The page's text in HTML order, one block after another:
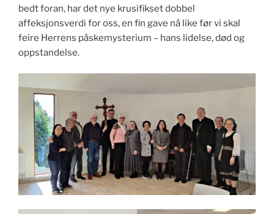
bedt foran, har det nye krusifikset dobbel
affeksjonsverdi for oss, en fin gave nå like før vi skal
feire Herrens påskemysterium – hans lidelse, død og
oppstandelse.